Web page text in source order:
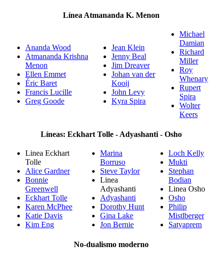
Línea Atmananda K. Menon
Ananda Wood
Atmananda Krishna
Menon
Ellen Emmet
Éric Baret
Francis Lucille
Greg Goode
Jean Klein
Jenny Beal
Jim Dreaver
Johan van der
Kooij
John Levy
Kyra Spira
Michael
Damian
Richard
Miller
Roy
Whenary
Rupert
Spira
Wolter
Keers
Líneas: Eckhart Tolle - Adyashanti - Osho
Linea Eckhart
Tolle
Alice Gardner
Bonnie
Greenwell
Eckhart Tolle
Karen McPhee
Katie Davis
Kim Eng
Marina
Borruso
Steve Taylor
Linea
Adyashanti
Adyashanti
Dorothy Hunt
Gina Lake
Jon Bernie
Loch Kelly
Mukti
Stephan
Bodian
Linea Osho
Osho
Philip
Mistlberger
Satyaprem
No-dualismo moderno